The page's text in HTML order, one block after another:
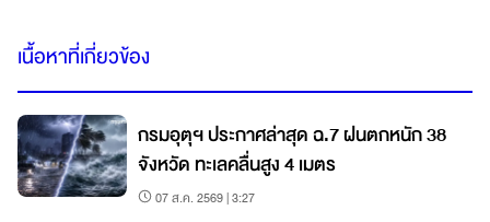
เนื้อหาที่เกี่ยวข้อง
กรมอุตุฯ ประกาศล่าสุด ฉ.7 ฝนตกหนัก 38
จังหวัด ทะเลคลื่นสูง 4 เมตร
07 ส.ค. 2569 | 3:27